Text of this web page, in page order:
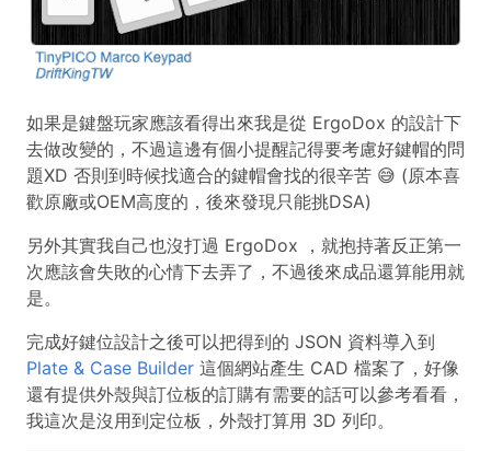
如果是鍵盤玩家應該看得出來我是從 ErgoDox 的設計下
去做改變的，不過這邊有個小提醒記得要考慮好鍵帽的問
題XD 否則到時候找適合的鍵帽會找的很辛苦 😅 (原本喜
歡原廠或OEM高度的，後來發現只能挑DSA)
另外其實我自己也沒打過 ErgoDox ，就抱持著反正第一
次應該會失敗的心情下去弄了，不過後來成品還算能用就
是。
完成好鍵位設計之後可以把得到的 JSON 資料導入到
Plate & Case Builder 這個網站產生 CAD 檔案了，好像
還有提供外殼與訂位板的訂購有需要的話可以參考看看，
我這次是沒用到定位板，外殼打算用 3D 列印。